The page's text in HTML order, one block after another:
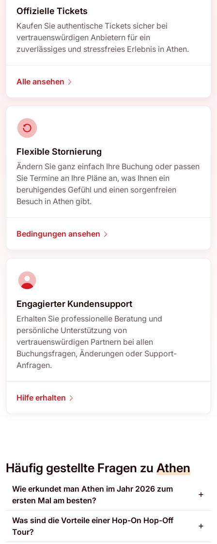
Offizielle Tickets
Kaufen Sie authentische Tickets sicher bei
vertrauenswürdigen Anbietern für ein
zuverlässiges und stressfreies Erlebnis in Athen.
Alle ansehen
Flexible Stornierung
Ändern Sie ganz einfach Ihre Buchung oder passen
Sie Termine an Ihre Pläne an, was Ihnen ein
beruhigendes Gefühl und einen sorgenfreien
Besuch in Athen gibt.
Bedingungen ansehen
Engagierter Kundensupport
Erhalten Sie professionelle Beratung und
persönliche Unterstützung von
vertrauenswürdigen Partnern bei allen
Buchungsfragen, Änderungen oder Support-
Anfragen.
Hilfe erhalten
Häufig gestellte Fragen zu Athen
Wie erkundet man Athen im Jahr 2026 zum
ersten Mal am besten?
Was sind die Vorteile einer Hop-On Hop-Off
Tour?